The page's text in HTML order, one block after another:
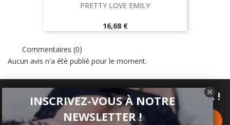
PRETTY LOVE EMILY
Prix
16,68 €
Commentaires (0)
Aucun avis n'a été publié pour le moment.
INSCRIVEZ-VOUS À NOTRE NEWSLETTER !
INSCRIVEZ-VOUS À NOTRE
NEWSLETTER !